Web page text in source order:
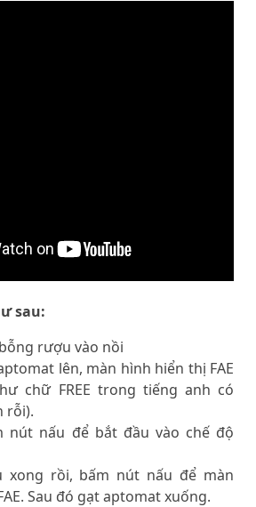
sau:
rượu vào nồi
lên, màn hình hiển thị FAE
chữ FREE trong tiếng anh có
rỗi).
nút nấu để bắt đầu vào chế độ
xong rồi, bấm nút nấu để màn
Sau đó gạt aptomat xuống.